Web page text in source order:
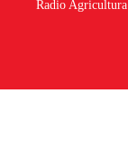
Radio Agricultura